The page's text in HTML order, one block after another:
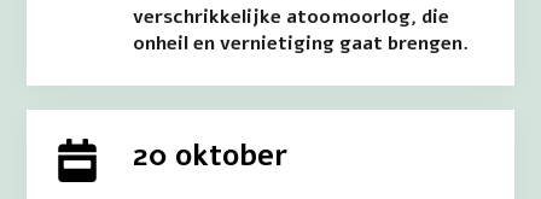
verschrikkelijke atoomoorlog, die
onheil en vernietiging gaat brengen.
20 oktober